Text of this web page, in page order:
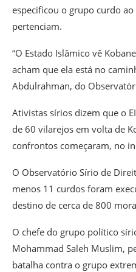
especificou o grupo curdo
pertenciam.
“O Estado Islâmico vê
acham que ela está no
Abdulrahman, do
Ativistas sírios dizem que o
de 60 vilarejos em volta de
confrontos começaram, no
O Observatório Sírio de
menos 11 curdos foram
destino de cerca de 800
O chefe do grupo político
Mohammad Saleh Muslim,
batalha contra o grupo